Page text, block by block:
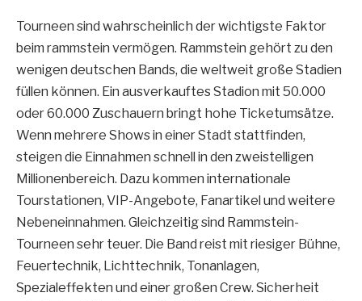
Tourneen sind wahrscheinlich der wichtigste Faktor
beim rammstein vermögen. Rammstein gehört zu den
wenigen deutschen Bands, die weltweit große Stadien
füllen können. Ein ausverkauftes Stadion mit 50.000
oder 60.000 Zuschauern bringt hohe Ticketumsätze.
Wenn mehrere Shows in einer Stadt stattfinden,
steigen die Einnahmen schnell in den zweistelligen
Millionenbereich. Dazu kommen internationale
Tourstationen, VIP-Angebote, Fanartikel und weitere
Nebeneinnahmen. Gleichzeitig sind Rammstein-
Tourneen sehr teuer. Die Band reist mit riesiger Bühne,
Feuertechnik, Lichttechnik, Tonanlagen,
Spezialeffekten und einer großen Crew. Sicherheit